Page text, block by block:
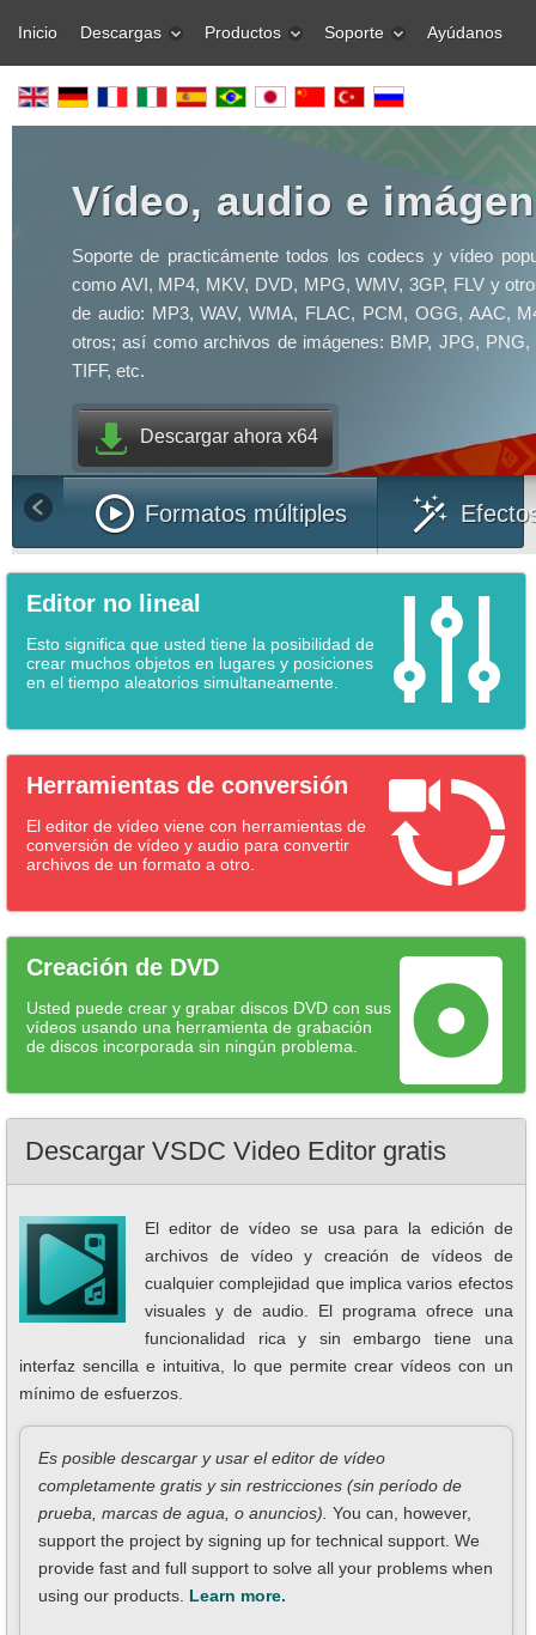
Inicio Descargas Productos Soporte Ayúdanos
Vídeo, audio e
Soporte de practicámente todos los codecs y vídeo
como AVI, MP4, MKV, DVD, MPG, WMV, 3GP, FLV y
de audio: MP3, WAV, WMA, FLAC, PCM, OGG, AAC,
otros; así como archivos de imágenes: BMP, JPG,
TIFF, etc.
Descargar ahora x64
Formatos múltiples
Editor no lineal
Esto significa que usted tiene la posibilidad de
crear muchos objetos en lugares y posiciones
en el tiempo aleatorios simultaneamente.
Herramientas de conversión
El editor de vídeo viene con herramientas de
conversión de vídeo y audio para convertir
archivos de un formato a otro.
Creación de DVD
Usted puede crear y grabar discos DVD con sus
vídeos usando una herramienta de grabación
de discos incorporada sin ningún problema.
Descargar VSDC Video Editor gratis
El editor de vídeo se usa para la edición de
archivos de vídeo y creación de vídeos de
cualquier complejidad que implica varios efectos
visuales y de audio. El programa ofrece una
funcionalidad rica y sin embargo tiene una
interfaz sencilla e intuitiva, lo que permite crear vídeos con un
mínimo de esfuerzos.
Es posible descargar y usar el editor de vídeo
completamente gratis y sin restricciones (sin período de
prueba, marcas de agua, o anuncios). You can, however,
support the project by signing up for technical support. We
provide fast and full support to solve all your problems when
using our products. Learn more.